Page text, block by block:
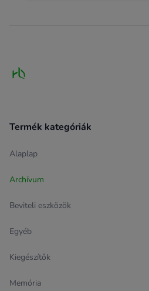
Termék kategóriák
Alaplap
Archívum
Beviteli eszközök
Egyéb
Kiegészítők
Memória